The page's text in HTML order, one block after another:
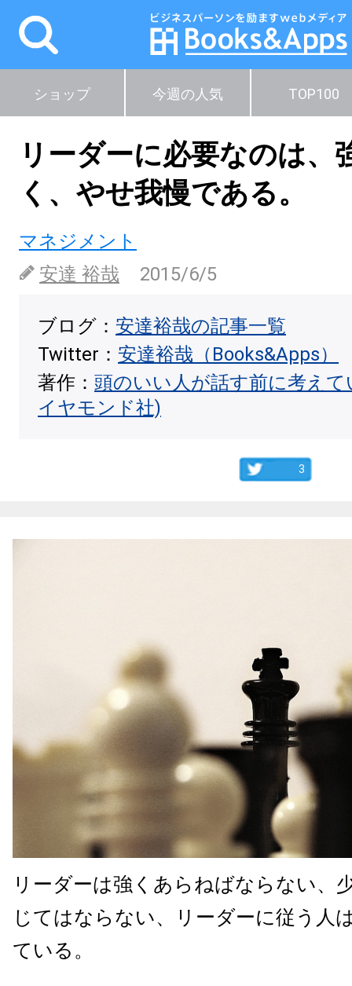
ショップ 今週の人気 TOP100
リーダーに必要なのは、
く、やせ我慢である。
マネジメント
安達 裕哉
2015/6/5
ブログ： 安達裕哉の記事一覧
Twitter： 安達裕哉（Books&Apps）
著作： 頭のいい人が話す前に考え
イヤモンド社)
3
リーダーは強くあらねばならない、
じてはならない、リーダーに従う人
ている。